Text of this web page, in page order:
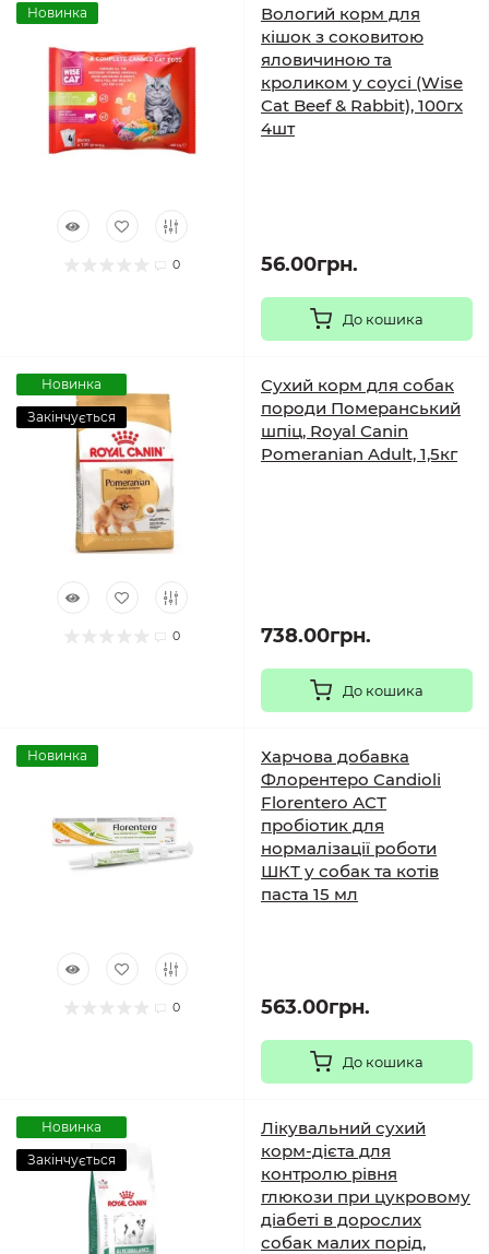
Новинка
0
Вологий корм для
кішок з соковитою
яловичиною та
кроликом у соусі (Wise
Cat Beef & Rabbit), 100гх
4шт
56.00грн.
До кошика
Новинка
Закінчується
0
Сухий корм для собак
породи Померанський
шпіц, Royal Canin
Pomeranian Adult, 1,5кг
738.00грн.
До кошика
Новинка
0
Харчова добавка
Флорентеро Candioli
Florentero АСТ
пробіотик для
нормалізації роботи
ШКТ у собак та котів
паста 15 мл
563.00грн.
До кошика
Новинка
Закінчується
Лікувальний сухий
корм-дієта для
контролю рівня
глюкози при цукровому
діабеті в дорослих
собак малих порід,